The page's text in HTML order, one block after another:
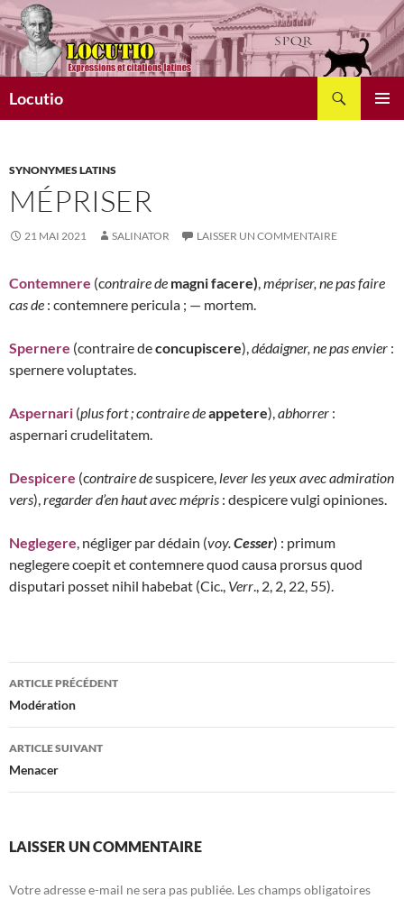
Aller
au
contenu
Locutio
SYNONYMES LATINS
MÉPRISER
21 MAI 2021 SALINATOR LAISSER UN COMMENTAIRE
Contemnere (contraire de magni facere),mépriser, ne pas faire
cas de : contemnere pericula ; — mortem.
Spernere (contraire deconcupiscere),dédaigner, ne pas envier :
spernere voluptates.
Aspernari (plus fort ; contraire deappetere),abhorrer :
aspernari crudelitatem.
Despicere (contraire desuspicere, lever les yeux avec admiration
vers),regarder d’en haut avec mépris : despicere vulgi opiniones.
Neglegere, négliger par dédain (voy.Cesser) : primum
neglegere coepit et contemnere quod causa prorsus quod
disputari posset nihil habebat (Cic., Verr., 2, 2, 22, 55).
Navigation
des
articles
ARTICLE PRÉCÉDENT
Modération
ARTICLE SUIVANT
Menacer
LAISSER UN COMMENTAIRE
Votre adresse e-mail ne sera pas publiée. Les champs obligatoires